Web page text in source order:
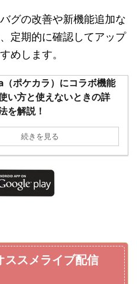
グの改善や新機能追加な
定期的に確認してアップ
めします。
ポケカラ）にコラボ機能
い方と使えないときの詳
を解説！
続きを見る
ススメライブ配信